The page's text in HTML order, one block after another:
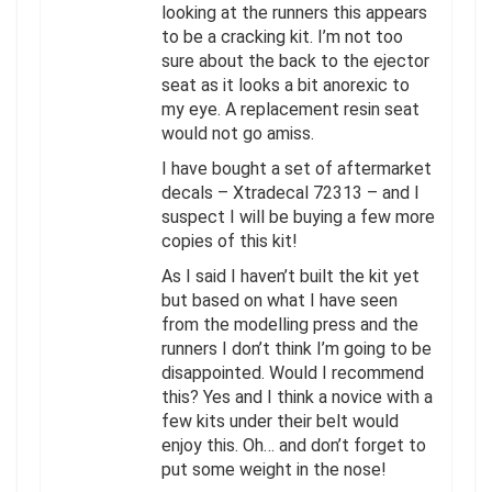
looking at the runners this appears
to be a cracking kit. I’m not too
sure about the back to the ejector
seat as it looks a bit anorexic to
my eye. A replacement resin seat
would not go amiss.
I have bought a set of aftermarket
decals – Xtradecal 72313 – and I
suspect I will be buying a few more
copies of this kit!
As I said I haven’t built the kit yet
but based on what I have seen
from the modelling press and the
runners I don’t think I’m going to be
disappointed. Would I recommend
this? Yes and I think a novice with a
few kits under their belt would
enjoy this. Oh… and don’t forget to
put some weight in the nose!